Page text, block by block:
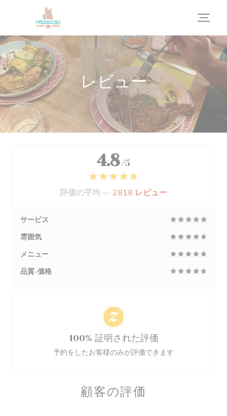
クッキー利用の管理について
レビュー
顧客の評価
4.8 /5
評価の平均 —2818 レビュー
サービス
雰囲気
メニュー
品質-価格
100% 証明された評価
予約をしたお客様のみが評価できます